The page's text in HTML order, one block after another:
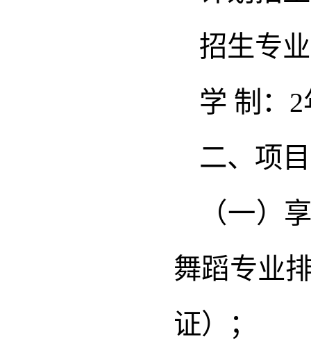
招生专
学 制：2
二、项
（一）
舞蹈专业
证）；